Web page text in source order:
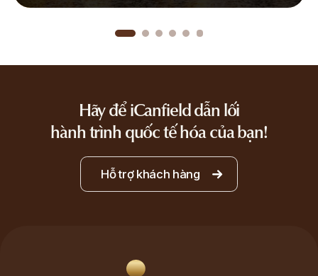
Hãy để iCanfield dẫn lối
hành trình quốc tế hóa của bạn!
Hỗ trợ khách hàng